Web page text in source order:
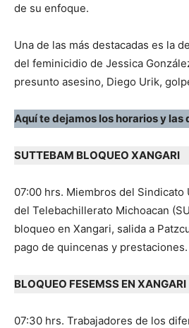
de su enfoque.
Una de las más destacadas es la
del feminicidio de Jessica
presunto asesino, Diego Urik,
Aquí te dejamos los horarios y
SUTTEBAM BLOQUEO XANGARI
07:00 hrs. Miembros del Sindicato
del Telebachillerato Michoacan
bloqueo en Xangari, salida a
pago de quincenas y prestaciones.
BLOQUEO FESEMSS EN XANGARI
07:30 hrs. Trabajadores de los